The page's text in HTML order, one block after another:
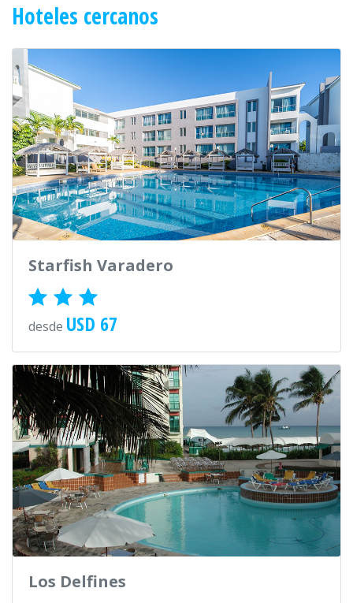
Hoteles cercanos
Starfish Varadero
desde USD 67
Los Delfines